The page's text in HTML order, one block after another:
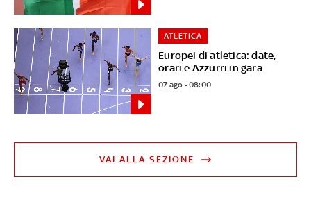
Europei di atletica: date,
orari e Azzurri in gara
ATLETICA
07 ago - 08:00
VAI ALLA SEZIONE